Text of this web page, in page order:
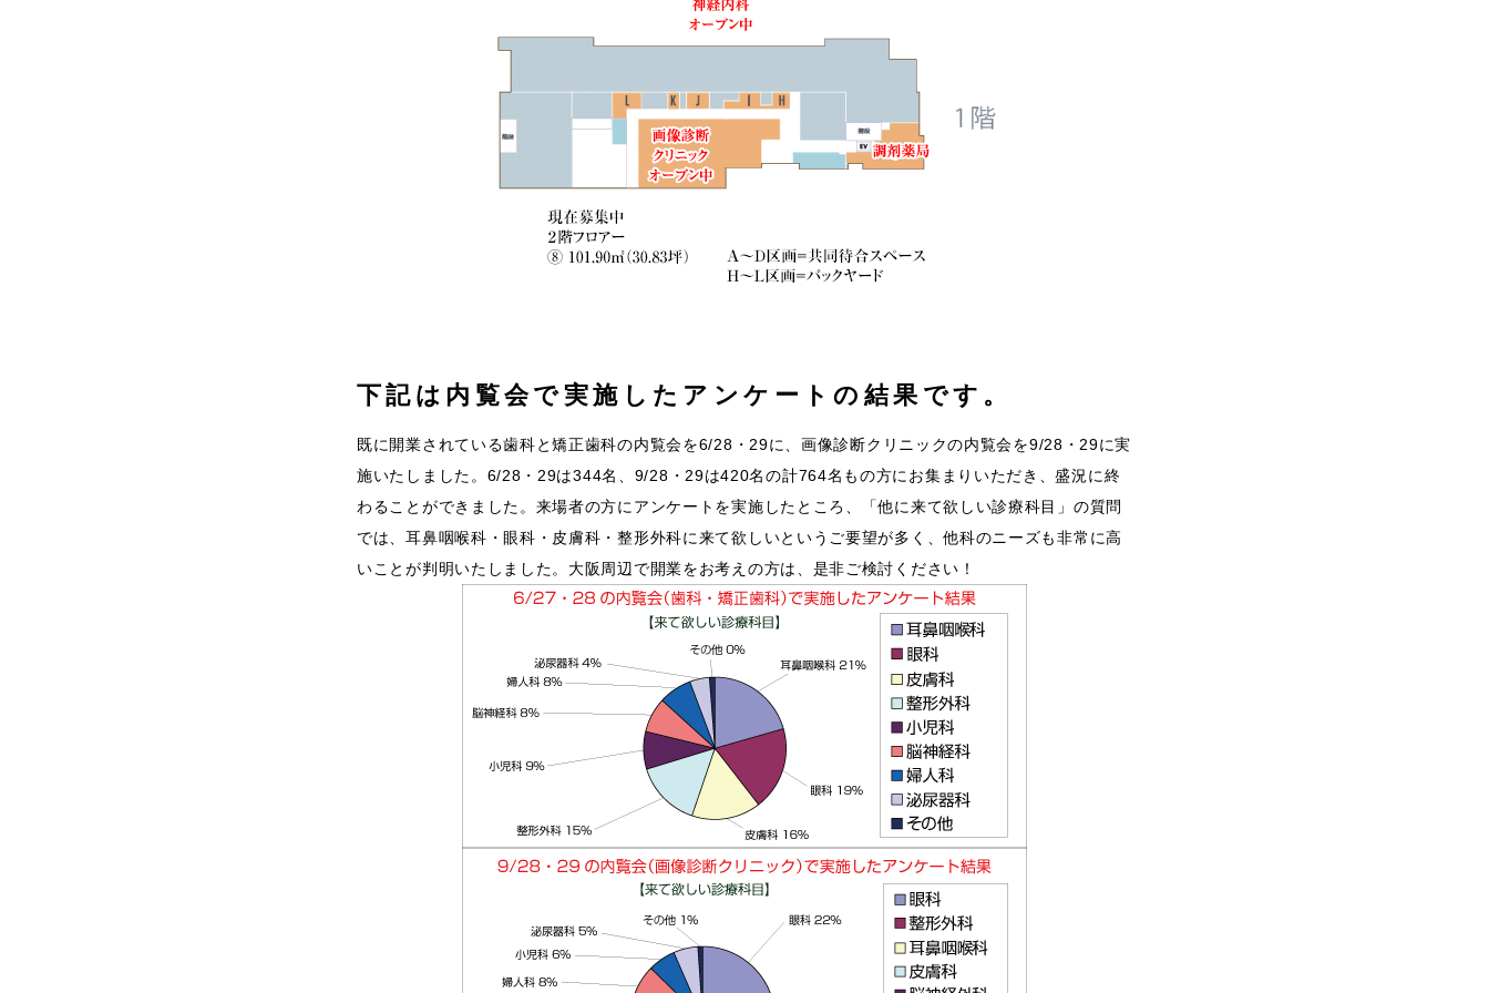
下記は内覧会で実施したアンケートの結果です。
既に開業されている歯科と矯正歯科の内覧会を6/28・29に、画像診断クリニックの内覧会を9/28・29に実
施いたしました。6/28・29は344名、9/28・29は420名の計764名もの方にお集まりいただき、盛況に終
わることができました。来場者の方にアンケートを実施したところ、「他に来て欲しい診療科目」の質問
では、耳鼻咽喉科・眼科・皮膚科・整形外科に来て欲しいというご要望が多く、他科のニーズも非常に高
いことが判明いたしました。大阪周辺で開業をお考えの方は、是非ご検討ください！